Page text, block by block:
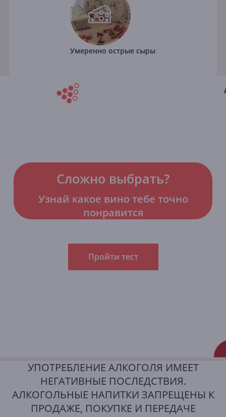
Умеренно острые сыры
Сложно выбрать?
Узнай какое вино тебе точно
понравится
Пройти тест
УПОТРЕБЛЕНИЕ АЛКОГОЛЯ ИМЕЕТ
НЕГАТИВНЫЕ ПОСЛЕДСТВИЯ.
АЛКОГОЛЬНЫЕ НАПИТКИ ЗАПРЕЩЕНЫ К
ПРОДАЖЕ, ПОКУПКЕ И ПЕРЕДАЧЕ